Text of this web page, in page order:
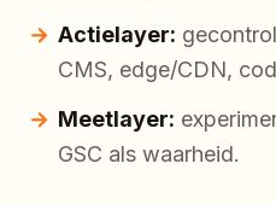
Actielayer:
CMS, edge/CDN,
Meetlayer:
GSC als waarheid.